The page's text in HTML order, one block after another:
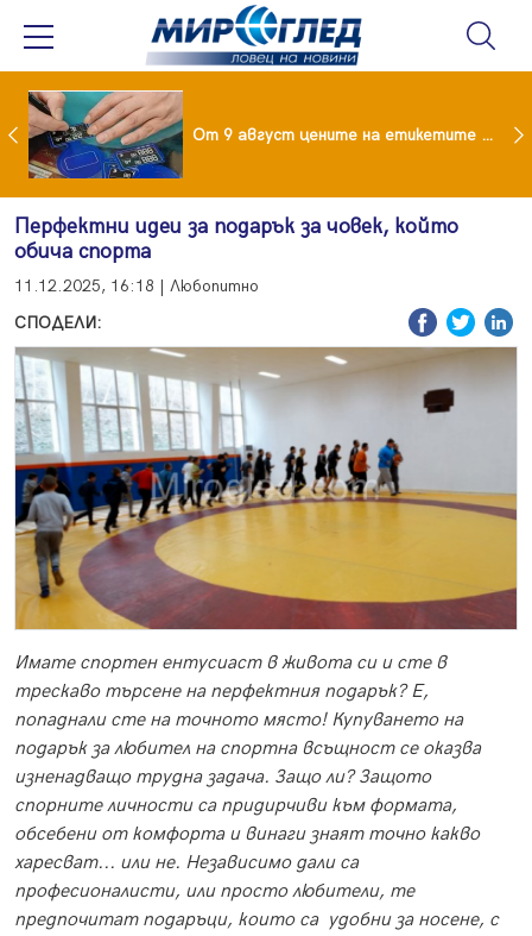
Проект за изграждане на 13-етажна "мегаджамия" разгневи жителите на Лондон От 9 август цените на етикетите само в евро
Перфектни идеи за подарък за човек, който
обича спорта
11.12.2025, 16:18 | Любопитно
СПОДЕЛИ:
Имате спортен ентусиаст в живота си и сте в
трескаво търсене на перфектния подарък? Е,
попаднали сте на точното място! Купуването на
подарък за любител на спортна всъщност се оказва
изненадващо трудна задача. Защо ли? Защото
спорните личности са придирчиви към формата,
обсебени от комфорта и винаги знаят точно какво
харесват... или не. Независимо дали са
професионалисти, или просто любители, те
предпочитат подаръци, които са удобни за носене, с